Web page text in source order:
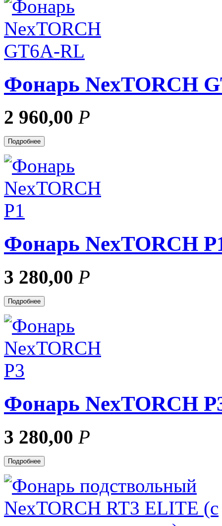
Фонарь NexTORCH
2 960,00 Р
Подробнее
Фонарь NexTORCH
3 280,00 Р
Подробнее
Фонарь NexTORCH
3 280,00 Р
Подробнее